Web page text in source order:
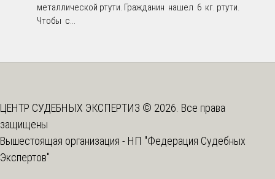
металлической ртути. Гражданин нашел 6 кг. ртути.
Чтобы с...
ЦЕНТР СУДЕБНЫХ ЭКСПЕРТИЗ © 2026. Все права
защищены
Вышестоящая организация - НП "Федерация Судебных
Экспертов"